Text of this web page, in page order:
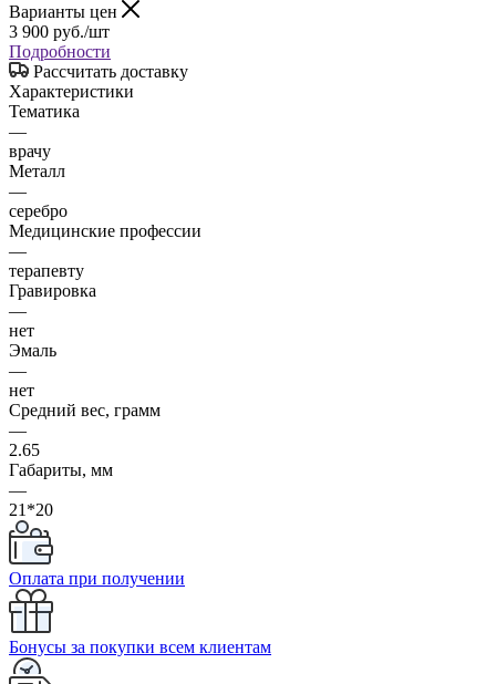
Варианты цен
3 900 руб./шт
Подробности
Рассчитать доставку
Характеристики
Тематика
—
врачу
Металл
—
серебро
Медицинские профессии
—
терапевту
Гравировка
—
нет
Эмаль
—
нет
Средний вес, грамм
—
2.65
Габариты, мм
—
21*20
Оплата при получении
Бонусы за покупки всем клиентам